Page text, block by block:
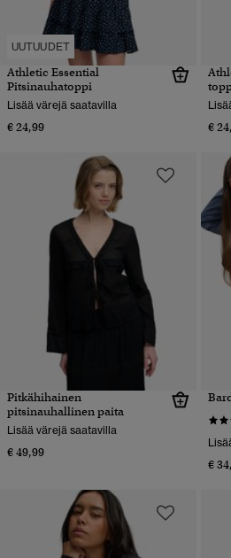
UUTUUDET
Athletic Essential
Pitsinauhatoppi
Lisää värejä saatavilla
€ 24,99 €
Pitkähihainen
pitsinauhallinen paita
Lisää värejä saatavilla
€ 49,99
€